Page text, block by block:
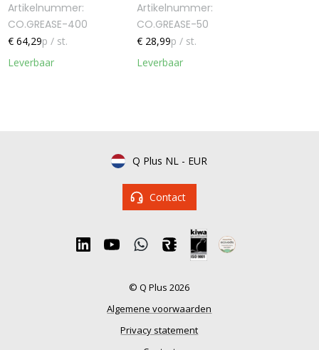
Artikelnummer:
CO.GREASE-400
Leverbaar
€ 64,29p / st.
Artikelnummer:
CO.GREASE-50
Leverbaar
€ 28,99p / st.
Q Plus NL - EUR
Contact
© Q Plus 2026
Algemene voorwaarden
Privacy statement